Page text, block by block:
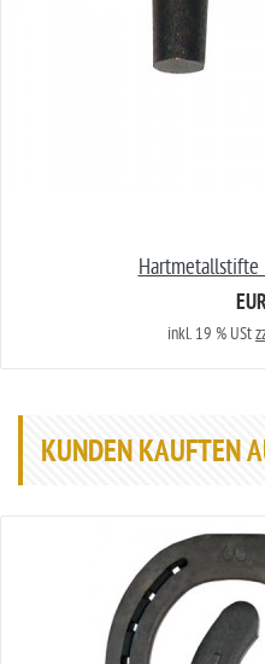
Hartmetallstifte
inkl. 19 % USt
KUNDEN KAUFTEN